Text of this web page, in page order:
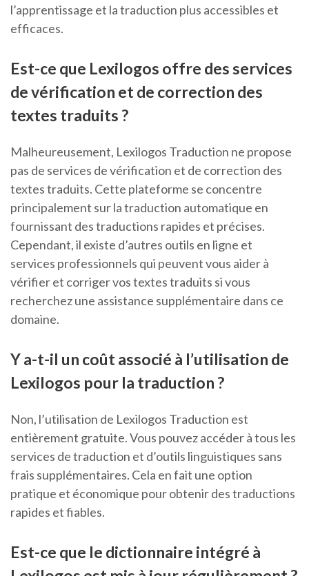
l’apprentissage et la traduction plus accessibles et
efficaces.
Est-ce que Lexilogos offre des services
de vérification et de correction des
textes traduits ?
Malheureusement, Lexilogos Traduction ne propose
pas de services de vérification et de correction des
textes traduits. Cette plateforme se concentre
principalement sur la traduction automatique en
fournissant des traductions rapides et précises.
Cependant, il existe d’autres outils en ligne et
services professionnels qui peuvent vous aider à
vérifier et corriger vos textes traduits si vous
recherchez une assistance supplémentaire dans ce
domaine.
Y a-t-il un coût associé à l’utilisation de
Lexilogos pour la traduction ?
Non, l’utilisation de Lexilogos Traduction est
entièrement gratuite. Vous pouvez accéder à tous les
services de traduction et d’outils linguistiques sans
frais supplémentaires. Cela en fait une option
pratique et économique pour obtenir des traductions
rapides et fiables.
Est-ce que le dictionnaire intégré à